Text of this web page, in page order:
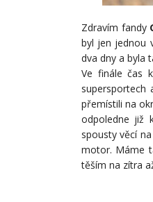
Zdravím fandy
byl jen jednou
dva dny a byla
Ve finále čas
přemístili na
odpoledne již
spousty věcí
motor. Máme
těším na zítra